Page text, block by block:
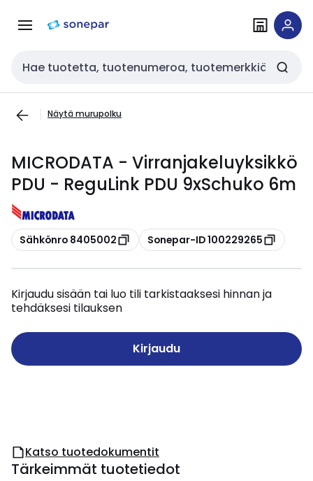
navigointiinsisältöön
Haku
Näytä murupolku
MICRODATA - Virranjakeluyksikkö
PDU - ReguLink PDU 9xSchuko 6m
Kopioi
Sähkönro 8405002 Kopioi
Sonepar-ID 100229265
Kirjaudu sisään tai luo tili tarkistaaksesi hinnan ja
tehdäksesi tilauksen
Kirjaudu
Katso tuotedokumentit
Tärkeimmät tuotetiedot